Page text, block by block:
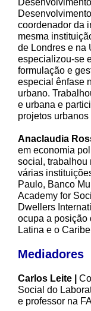
coordenador da
mesma
de Londres e na
especializou-se
formulação e
especial ênfase
urbano.
e urbana e
projetos
Anaclaudia
em economia
social, trabalhou
várias
Paulo, Banco
Academy for
Dwellers
ocupa a posição
Latina e o
Mediadores
Carlos Leite |
Social do
e professor na